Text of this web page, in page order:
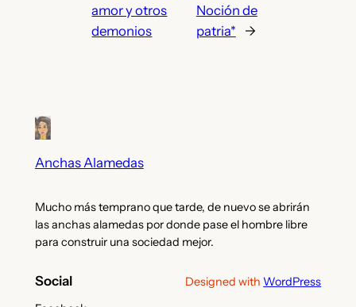
amor y otros
demonios
Noción de
patria*
→
Anchas Alamedas
Mucho más temprano que tarde, de nuevo se abrirán
las anchas alamedas por donde pase el hombre libre
para construir una sociedad mejor.
Social Designed with WordPress